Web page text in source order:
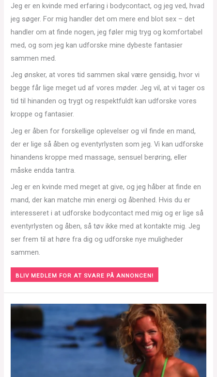
Jeg er en kvinde med erfaring i bodycontact, og jeg ved, hvad
jeg søger. For mig handler det om mere end blot sex – det
handler om at finde nogen, jeg føler mig tryg og komfortabel
med, og som jeg kan udforske mine dybeste fantasier
sammen med.
Jeg ønsker, at vores tid sammen skal være gensidig, hvor vi
begge får lige meget ud af vores møder. Jeg vil, at vi tager os
tid til hinanden og trygt og respektfuldt kan udforske vores
kroppe og fantasier.
Jeg er åben for forskellige oplevelser og vil finde en mand,
der er lige så åben og eventyrlysten som jeg. Vi kan udforske
hinandens kroppe med massage, sensuel berøring, eller
måske endda tantra.
Jeg er en kvinde med meget at give, og jeg håber at finde en
mand, der kan matche min energi og åbenhed. Hvis du er
interesseret i at udforske bodycontact med mig og er lige så
eventyrlysten og åben, så tøv ikke med at kontakte mig. Jeg
ser frem til at høre fra dig og udforske nye muligheder
sammen.
BLIV MEDLEM FOR AT SVARE PÅ ANNONCEN!